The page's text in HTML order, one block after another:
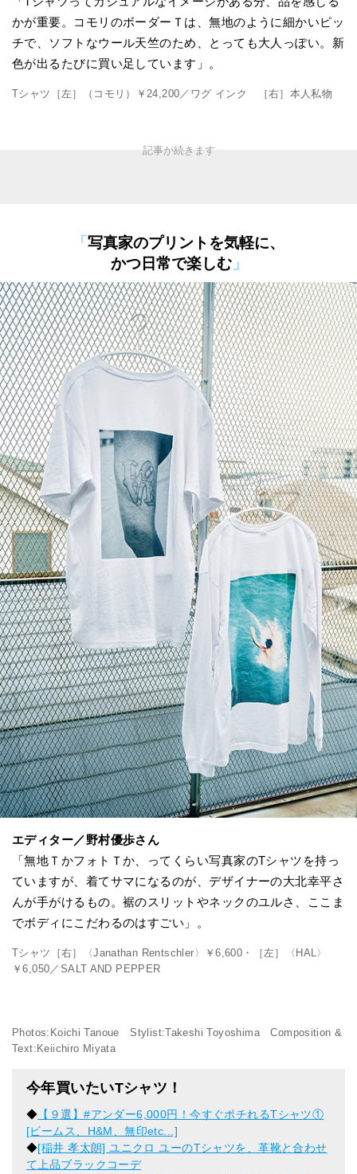
かが重要。コモリのボーダーＴは、無地のように細かいピッ
チで、ソフトなウール天竺のため、とっても大人っぽい。新
色が出るたびに買い足しています」。
Tシャツ［左］（コモリ）￥24,200／ワグ インク ［右］本人私物
「写真家のプリントを気軽に、
かつ日常で楽しむ」
エディター／野村優歩さん
「無地ＴかフォトＴか、ってくらい写真家のTシャツを持っ
ていますが、着てサマになるのが、デザイナーの大北幸平さ
んが手がけるもの。裾のスリットやネックのユルさ、ここま
でボディにこだわるのはすごい」。
Tシャツ［右］〈Janathan Rentschler〉￥6,600・［左］〈HAL〉
￥6,050／SALT AND PEPPER
Photos:Koichi Tanoue Stylist:Takeshi Toyoshima Composition &
Text:Keiichiro Miyata
今年買いたいTシャツ！
◆ 【９選】#アンダー6,000円！今すぐポチれるTシャツ①
[ビームス、H&M、無印etc...]
◆[稲井 孝太朗] ユニクロ ユーのTシャツを、革靴と合わせ
て上品ブラックコーデ